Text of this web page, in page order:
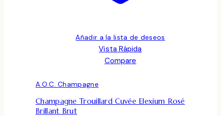
Añadir a la lista de deseos
Vista Rápida
Compare
A.O.C. Champagne
Champagne Trouillard Cuvée Elexium Rosé
Brillant Brut